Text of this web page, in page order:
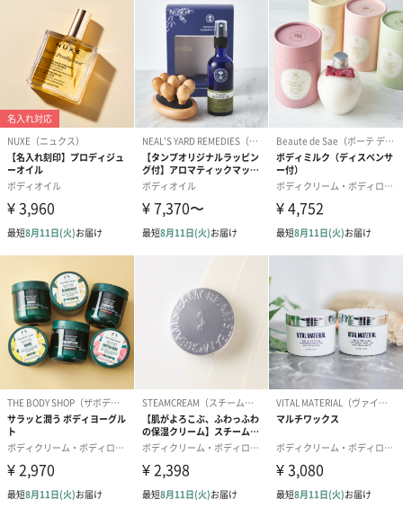
使用方法/使用上の注意
フォーミングウォッシュ（AZ1000）
インバスボディセラム（AZ1001）
商品詳細情報
あずま袋：約幅19.0cm×高さ38.5cm
成分
あずま袋
●ポリエステル100％
フォーミングウォッシュ【AZ1000】
●水、グリセリン、BG、DPG、PEG-75、PEG-400、コ
コイルグルタミン酸 K、ソルビトール、ハイブリッド
ローズ花エキス、ツバキ花エキス、トウキ根エキス、
ゲットウ葉エキス、ラウロアンホ酢酸Na、グリチルリ
チン酸2K、グリコシルトレハロース、タベブイアイン
ペチギノサ樹皮エキス、ジグリセリン、加水分解水添
デンプン、クエン酸、ヒドロキシプロピルシクロデキ
ストリン、エチルヘキシルグリセリン、ブチルカルバ
ミン酸ヨウカプロピニル、フェノキシエタノール